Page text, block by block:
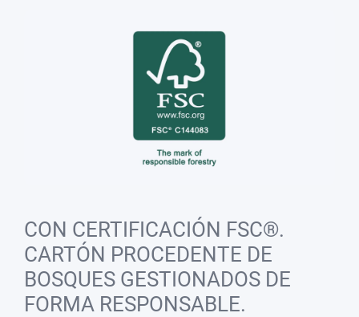
CON CERTIFICACIÓN FSC®.
CARTÓN PROCEDENTE DE
BOSQUES GESTIONADOS DE
FORMA RESPONSABLE.